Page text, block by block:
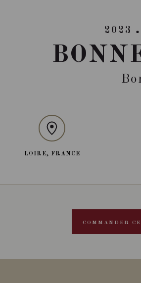
2023
LOIRE, FRANCE
COMMANDER